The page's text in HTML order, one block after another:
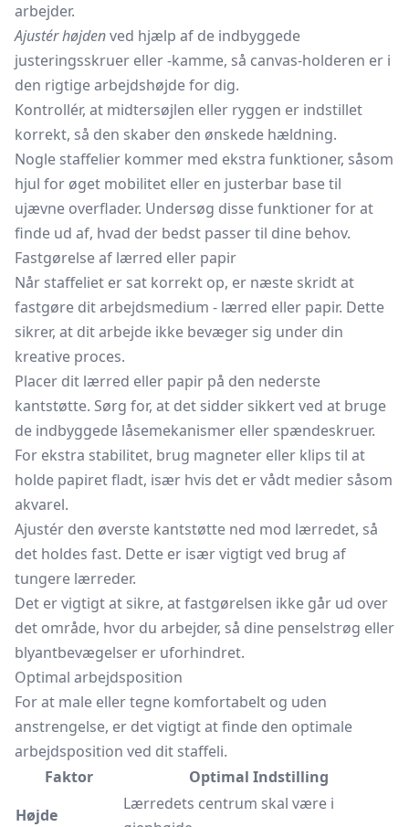
arbejder.
Ajustér højdenved hjælp af de indbyggede
justeringsskruer eller -kamme, så canvas-holderen er i
den rigtige arbejdshøjde for dig.
Kontrollér, at midtersøjlen eller ryggen er indstillet
korrekt, så den skaber den ønskede hældning.
Nogle staffelier kommer med ekstra funktioner, såsom
hjul for øget mobilitet eller en justerbar base til
ujævne overflader. Undersøg disse funktioner for at
finde ud af, hvad der bedst passer til dine behov.
Fastgørelse af lærred eller papir
Når staffeliet er sat korrekt op, er næste skridt at
fastgøre dit arbejdsmedium - lærred eller papir. Dette
sikrer, at dit arbejde ikke bevæger sig under din
kreative proces.
Placer dit lærred eller papir på den nederste
kantstøtte. Sørg for, at det sidder sikkert ved at bruge
de indbyggede låsemekanismer eller spændeskruer.
For ekstra stabilitet, brug magneter eller klips til at
holde papiret fladt, især hvis det er vådt medier såsom
akvarel.
Ajustér den øverste kantstøtte ned mod lærredet, så
det holdes fast. Dette er især vigtigt ved brug af
tungere lærreder.
Det er vigtigt at sikre, at fastgørelsen ikke går ud over
det område, hvor du arbejder, så dine penselstrøg eller
blyantbevægelser er uforhindret.
Optimal arbejdsposition
For at male eller tegne komfortabelt og uden
anstrengelse, er det vigtigt at finde den optimale
arbejdsposition ved dit staffeli.
Faktor
Optimal Indstilling
Højde
Lærredets centrum skal være i